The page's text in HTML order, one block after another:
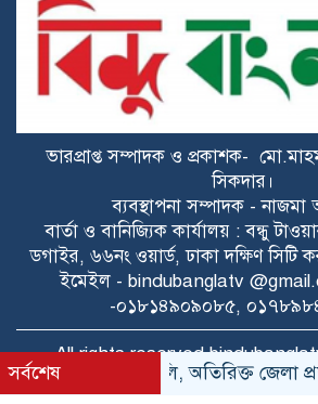
সংস্কারের পর পানাম
রাষ্ট্রপতি নির্বাচনে
দেওয়াকে স্বাগত রাশেদ
হোমনায় সরকারি
দায় নেবে কে?
হোমনায় সরকারি
দায় নেবে কে?
ভারপ্রাপ্ত সম্পাদক ও প্রকাশক-
সিকদার।
ব্যবস্থাপনা সম্পাদক - নাজমা
বার্তা ও বানিজ্যিক কার্যালয় : বন্ধু
ডগাইর, ৬৬নং ওয়ার্ড, ঢাকা দক্ষিণ
ইমেইল - bindubanglatv
-০১৮১৪৯০৯০৮৫,
All rights reserved
সর্বশেষ
ইউএনওকে বদলি, অতিরিক্ত জেলা